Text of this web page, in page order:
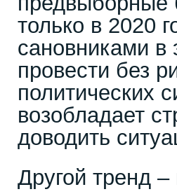
только в 2020
сановниками в
провести без
политических
возобладает
доводить
Другой тренд